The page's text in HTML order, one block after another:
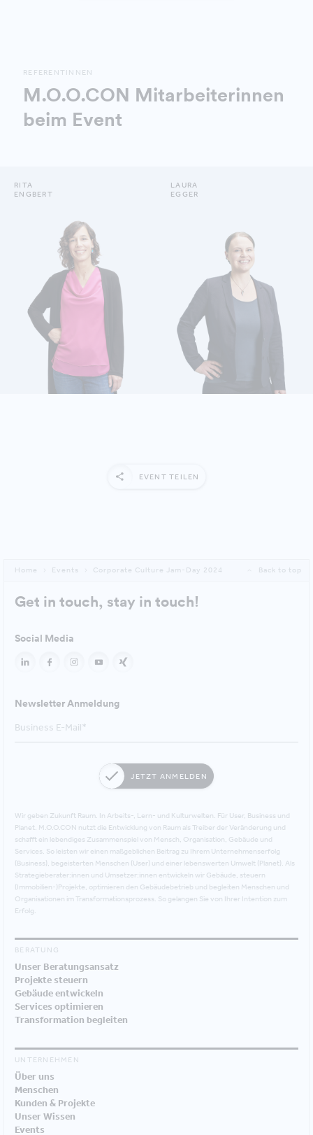
REFERENTINNEN
M.O.O.CON Mitarbeiterinnen
beim Event
ENGBERT RITA
RITA
ENGBERT
EGGER LAURA
LAURA
EGGER
EVENT TEILEN
Home Events Corporate Culture Jam-Day 2024 Back to top
Get in touch, stay in touch!
Social Media
Newsletter Anmeldung
JETZT ANMELDEN
Wir geben Zukunft Raum. In Arbeits-, Lern- und Kulturwelten. Für User, Business und
Planet. M.O.O.CON nutzt die Entwicklung von Raum als Treiber der Veränderung und
schafft ein lebendiges Zusammenspiel von Mensch, Organisation, Gebäude und
Services. So leisten wir einen maßgeblichen Beitrag zu Ihrem Unternehmenserfolg
(Business), begeisterten Menschen (User) und einer lebenswerten Umwelt (Planet). Als
Strategieberater:innen und Umsetzer:innen entwickeln wir Gebäude, steuern
(Immobilien-)Projekte, optimieren den Gebäudebetrieb und begleiten Menschen und
Organisationen im Transformationsprozess. So gelangen Sie von Ihrer Intention zum
Erfolg.
BERATUNG
Unser Beratungsansatz
Projekte steuern
Gebäude entwickeln
Services optimieren
Transformation begleiten
UNTERNEHMEN
Über uns
Menschen
Kunden & Projekte
Unser Wissen
Events